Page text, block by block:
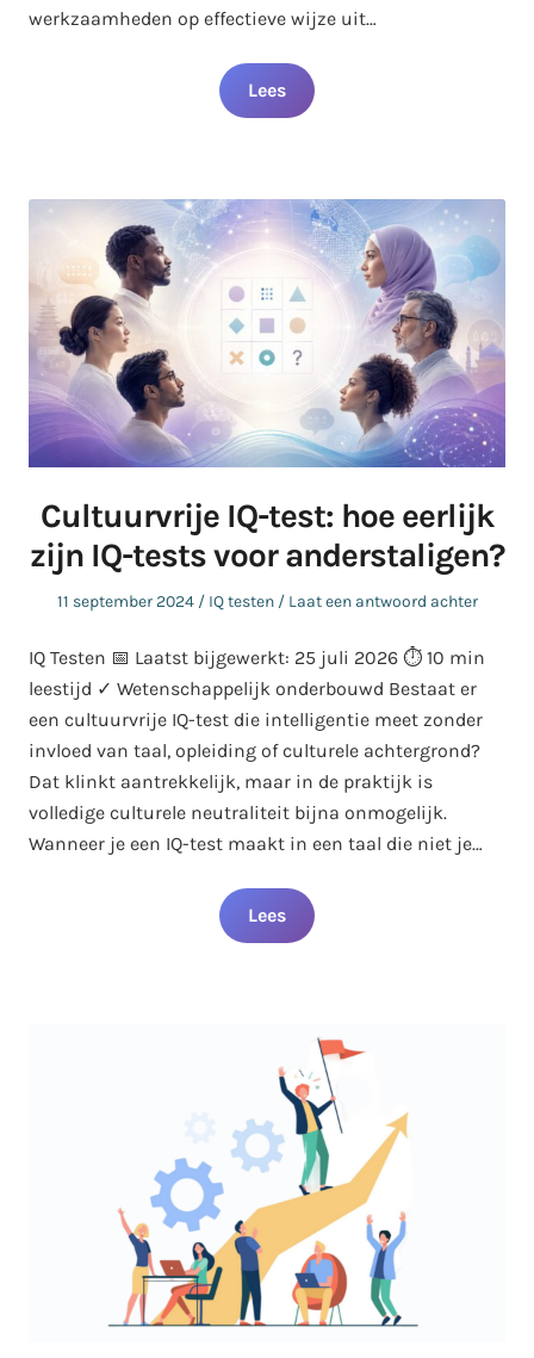
werkzaamheden op effectieve wijze uit…
Lees
Cultuurvrije IQ-test: hoe eerlijk
zijn IQ-tests voor anderstaligen?
Geplaatst
11 september 2024
Geplaatst
IQ testen Laat een antwoord achter
IQ Testen 📅 Laatst bijgewerkt: 25 juli 2026 ⏱️ 10 min
leestijd ✓ Wetenschappelijk onderbouwd Bestaat er
een cultuurvrije IQ-test die intelligentie meet zonder
invloed van taal, opleiding of culturele achtergrond?
Dat klinkt aantrekkelijk, maar in de praktijk is
volledige culturele neutraliteit bijna onmogelijk.
Wanneer je een IQ-test maakt in een taal die niet je…
Lees